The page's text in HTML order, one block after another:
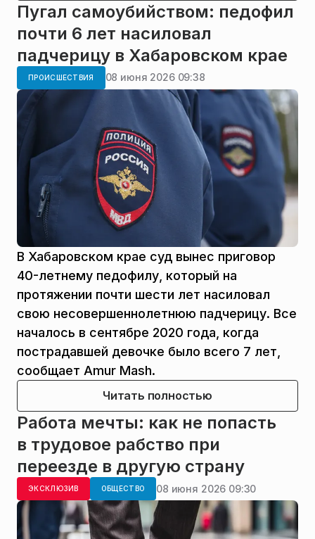
Пугал самоубийством: педофил
почти 6 лет насиловал
падчерицу в Хабаровском крае
ПРОИСШЕСТВИЯ 08 июня 2026 09:38
В Хабаровском крае суд вынес приговор
40-летнему педофилу, который на
протяжении почти шести лет насиловал
свою несовершеннолетнюю падчерицу. Все
началось в сентябре 2020 года, когда
пострадавшей девочке было всего 7 лет,
сообщает Amur Mash.
Читать полностью
Работа мечты: как не попасть
в трудовое рабство при
переезде в другую страну
ЭКСКЛЮЗИВ ОБЩЕСТВО 08 июня 2026 09:30